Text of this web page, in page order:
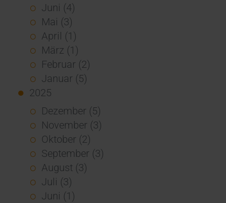
Juni (4)
Mai (3)
April (1)
März (1)
Februar (2)
Januar (5)
2025
Dezember (5)
November (3)
Oktober (2)
September (3)
August (3)
Juli (3)
Juni (1)